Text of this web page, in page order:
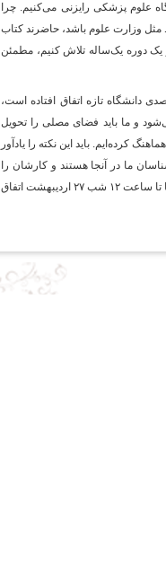
علوم پزشکی رایزنی می‌کنیم. چرا
مثل وزارت علوم باشد، حاضرند کتاب
یک دوره یک‌ساله تلاش کنیم، مطمئن
و فعالیت‌های فرهنگی وزارت فرهنگ و ارشاد اسلامی با بیان اینکه سهم ۱۰ درصدی دانشگاه تازه اتفاق افتاده است،
گرفته‌ایم. نمایشگاه روز ۲۷ اردیبهشت تمام می‌شود و ما باید فضای مصلی را تحویل
کرده‌ایم. باید این نکته را یادآور
ما در آنجا هستند و کارشان را
ادامه می‌دهند و کتاب‌ها را به دانشگاه‌ها یا هر جای دیگری پست خواهند کرد. صدور خیلی از فاکتورها تا ساعت ۱۲ شب ۲۷ اردیبهشت اتفاق